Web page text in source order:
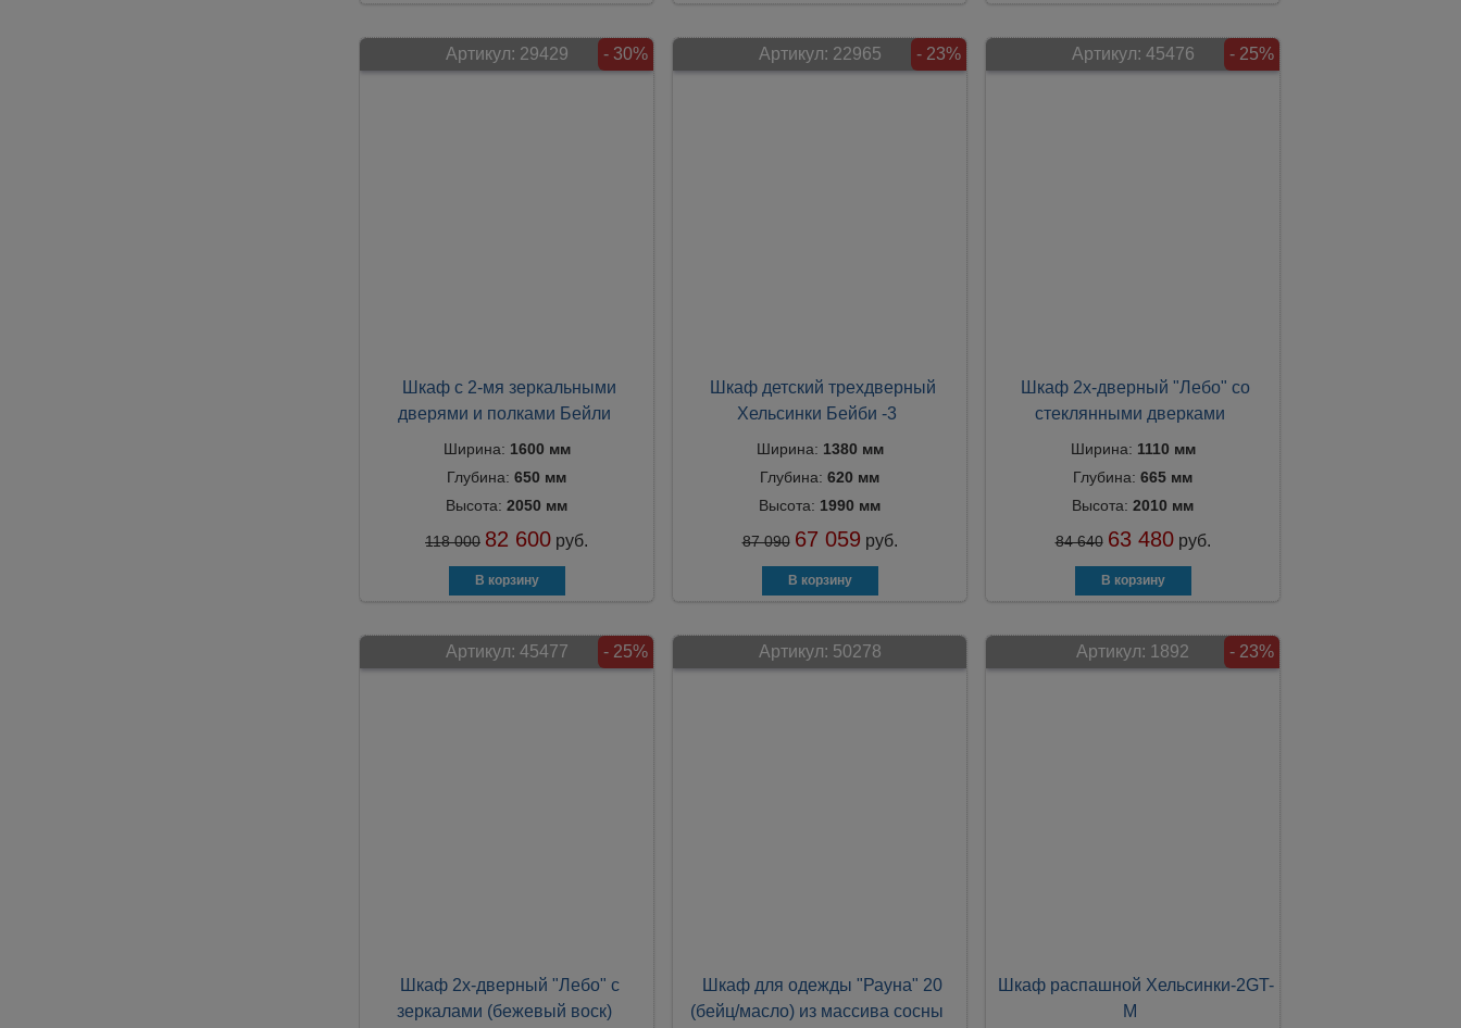
Артикул: 29429 - 30%
Шкаф с 2-мя зеркальными
дверями и полками Бейли
Ширина: 1600 мм
Глубина: 650 мм
Высота: 2050 мм
118 000 82 600 руб.
Артикул: 22965 - 23%
Шкаф детский трехдверный
Хельсинки Бейби -3
Ширина: 1380 мм
Глубина: 620 мм
Высота: 1990 мм
87 090 67 059 руб.
Артикул: 45476 - 25%
Шкаф 2х-дверный "Лебо" со
стеклянными дверками
Ширина: 1110 мм
Глубина: 665 мм
Высота: 2010 мм
84 640 63 480 руб.
Артикул: 45477 - 25%
Шкаф 2х-дверный "Лебо" с
зеркалами (бежевый воск)
Артикул: 50278
Шкаф для одежды "Рауна" 20
(бейц/масло) из массива сосны
Артикул: 1892 - 23%
Шкаф распашной Хельсинки-2GT-
М